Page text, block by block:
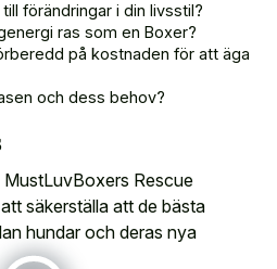
förändringar i din livsstil?
ras som en Boxer?
på kostnaden för att äga
och dess behov?
Rescue
säkerställa att de bästa
hundar och deras nya